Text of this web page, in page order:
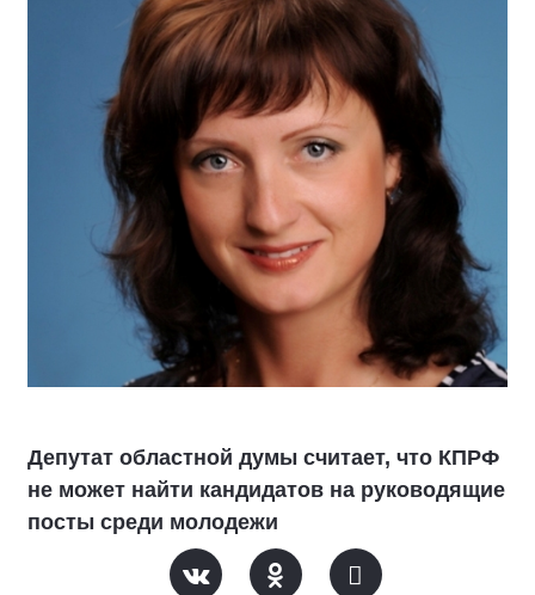
Депутат областной думы считает, что КПРФ
не может найти кандидатов на руководящие
посты среди молодежи